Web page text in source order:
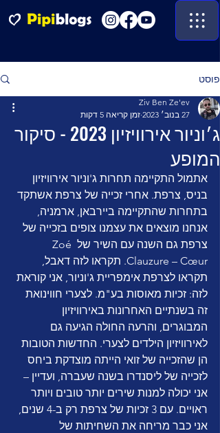
פוסט
ג׳וניור אירוויזיון 2023 - סיקור
המופע
Ziv Ben Ze'ev
27 בנוב׳ 2023
זמן קריאה 5 דקות
אתמול התקיימה תחרות ג'וניור אירוויזיון
בניס, צרפת. אחרי זכייה של צרפת אשתקד
בתחרות שהתקיימה ביירבאן, ארמניה,
אנחנו מוצאים את עצמנו צופים בזכייה של
צרפת גם השנה עם השיר של Zoé
Clauzure – Cœur. תקראו לזה דאבל,
תקראו לצרפת אימפריית ג'וניור, אני קוראת
לזה: זכיות מאוסות בע"מ. לצערי חווינואת
זה בשנתיים האחרונות באירוויזיון
המבוגרים, והרעה החולה הגיעה גם
לאירוויזיון הילדים לצערי. החדשות הטובות
הן שהזכייה של זואי הייתה מוצדקת ביחס
לזכייה של ליסנדרו בשנה שעברה, ועדיין –
אני יכולה למנות שירים יותר טובים ויותר
ראויים. עם 3 זכיות של צרפת רק ב-4 שנים,
אני כבר מריחה את השחיתות של